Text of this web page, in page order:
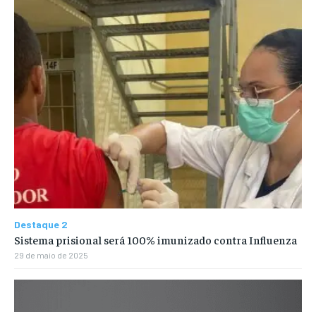
Destaque 2
Sistema prisional será 100% imunizado contra Influenza
29 de maio de 2025